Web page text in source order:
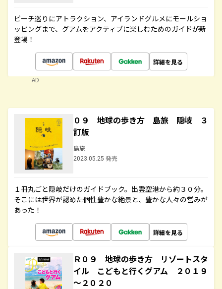
ビーチ巡りにアトラクション、アイランドグルメにモールショ
ッピングまで、グアムをアクティブに楽しむためのガイドが新
登場！
詳細を見る
AD
０９ 地球の歩き方 島旅 隠岐 ３
訂版
島旅
2023.05.25 発売
１冊丸ごと隠岐だけのガイドブック。出雲空港から約３０分。
そこには世界が認めた個性豊かな絶景と、豊かな人々の営みが
あった！
詳細を見る
Ｒ０９ 地球の歩き方 リゾートスタ
イル こどもと行くグアム ２０１９
～２０２０